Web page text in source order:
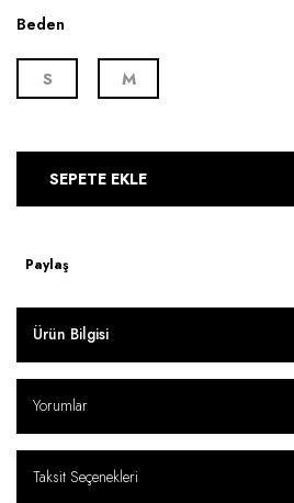
Beden
S M
SEPETE EKLE
Paylaş
Ürün Bilgisi
Yorumlar
Taksit Seçenekleri